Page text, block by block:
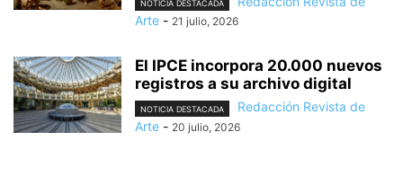
NOTICIA DESTACADA
Arte - 21 julio, 2026
El IPCE incorpora 20.000 nuevos
registros a su archivo digital
NOTICIA DESTACADA
Redacción Revista de
Arte - 20 julio, 2026